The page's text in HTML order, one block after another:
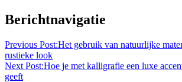
Berichtnavigatie
Previous Post:Het gebruik van natuurlijke
rustieke look
Next Post:Hoe je met kalligrafie een luxe
geeft